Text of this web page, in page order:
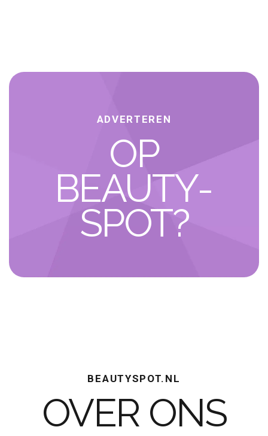
nieuwe beautymerk Exist. Misschien ken je
ADVERTEREN
OP
BEAUTY­
SPOT?
BEAUTYSPOT.NL
OVER ONS